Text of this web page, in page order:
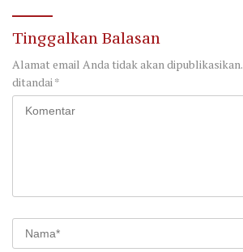
Tinggalkan Balasan
Alamat email Anda tidak akan dipublikasikan.
ditandai*